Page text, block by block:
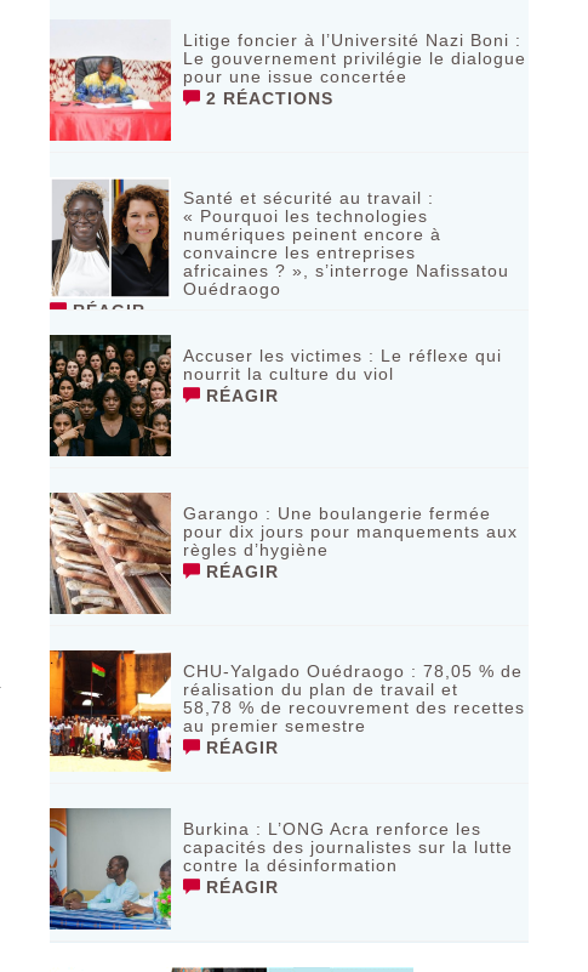
Litige foncier à l’Université Nazi Boni :
Le gouvernement privilégie le dialogue
pour une issue concertée
2 RÉACTIONS
Santé et sécurité au travail :
« Pourquoi les technologies
numériques peinent encore à
convaincre les entreprises
africaines ? », s’interroge Nafissatou
Ouédraogo
RÉAGIR
Accuser les victimes : Le réflexe qui
nourrit la culture du viol
RÉAGIR
Garango : Une boulangerie fermée
pour dix jours pour manquements aux
règles d’hygiène
RÉAGIR
CHU-Yalgado Ouédraogo : 78,05 % de
réalisation du plan de travail et
58,78 % de recouvrement des recettes
au premier semestre
RÉAGIR
Burkina : L’ONG Acra renforce les
capacités des journalistes sur la lutte
contre la désinformation
RÉAGIR